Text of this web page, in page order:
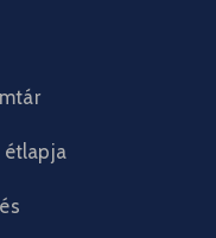
étlapja